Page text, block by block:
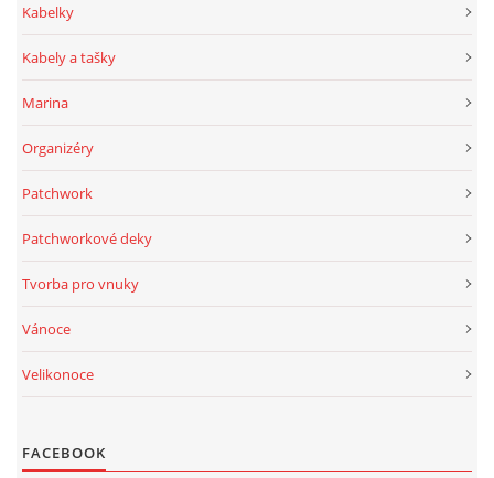
Kabelky
Kabely a tašky
Marina
Organizéry
Patchwork
Patchworkové deky
Tvorba pro vnuky
Vánoce
Velikonoce
FACEBOOK